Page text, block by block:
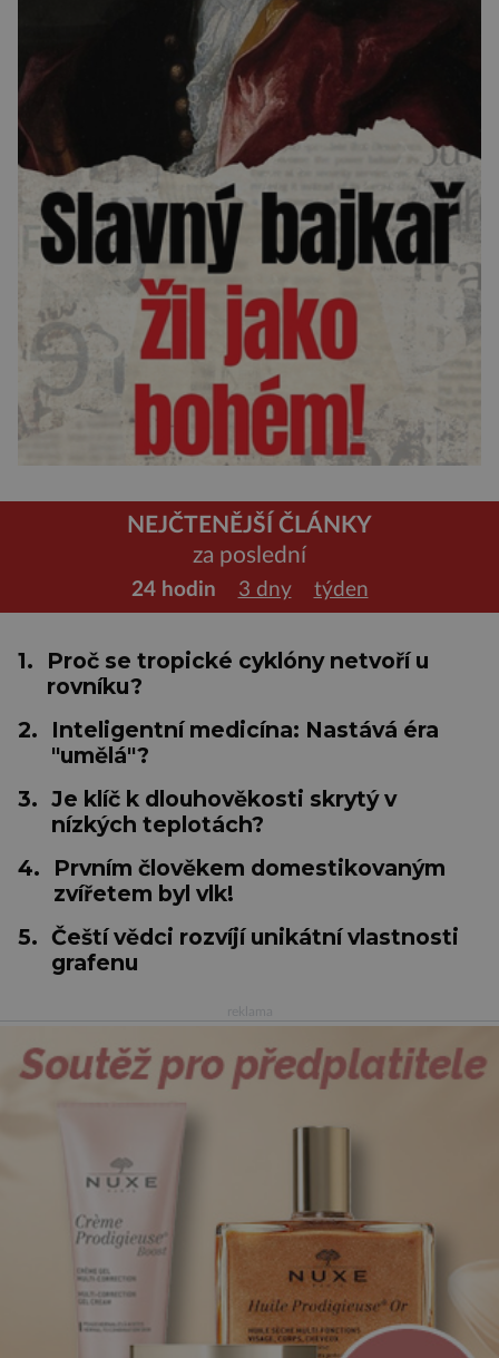
NEJČTENĚJŠÍ ČLÁNKY
za poslední
24 hodin 3 dny týden
1.
Proč se tropické cyklóny netvoří u
rovníku?
2.
Inteligentní medicína: Nastává éra
"umělá"?
3. Je klíč k dlouhověkosti skrytý v
nízkých teplotách?
4.
Prvním člověkem domestikovaným
zvířetem byl vlk!
5. Čeští vědci rozvíjí unikátní vlastnosti
grafenu